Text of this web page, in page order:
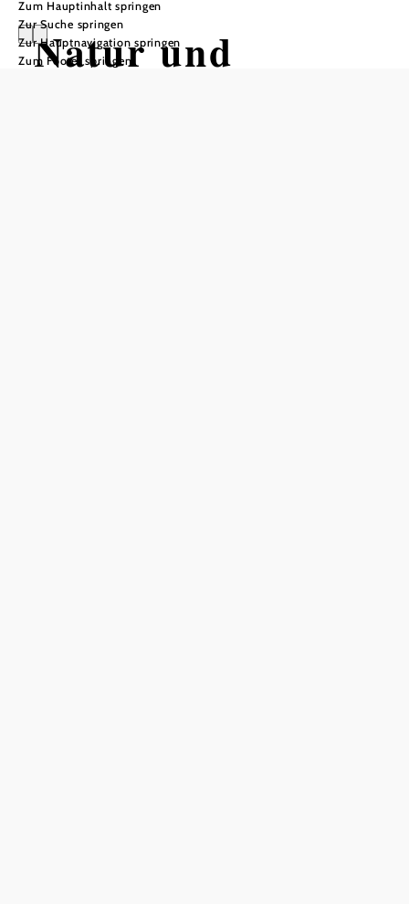
Zum Hauptinhalt springen
Zur Suche springen
Zur Hauptnavigation springen
Zum Footer springen
Natur und